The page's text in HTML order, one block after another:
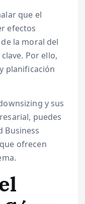
que el
efectos
la moral del
Por ello,
planificación
y sus
puedes
Business
ofrecen